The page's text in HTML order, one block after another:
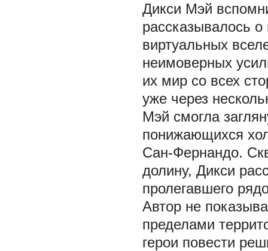
Дикси Мэй
рассказывалось о
виртуальных
неимоверных
их мир со всех
уже через
Мэй смогла
понижающихся
Сан-Фернандо.
долину, Дикси
пролегавшего
Автор не
пределами
герои повести